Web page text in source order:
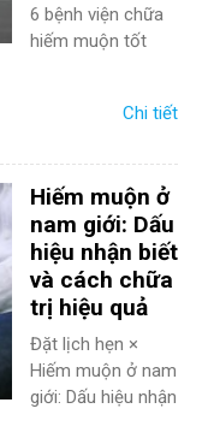
6 bệnh viện chữa
hiếm muộn tốt
Chi tiết
Hiếm muộn ở
nam giới: Dấu
hiệu nhận biết
và cách chữa
trị hiệu quả
Đặt lịch hẹn ×
Hiếm muộn ở nam
giới: Dấu hiệu nhận